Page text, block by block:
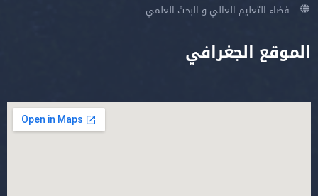
فضاء التعليم العالي و البحث العلمي
الموقع الجغرافي